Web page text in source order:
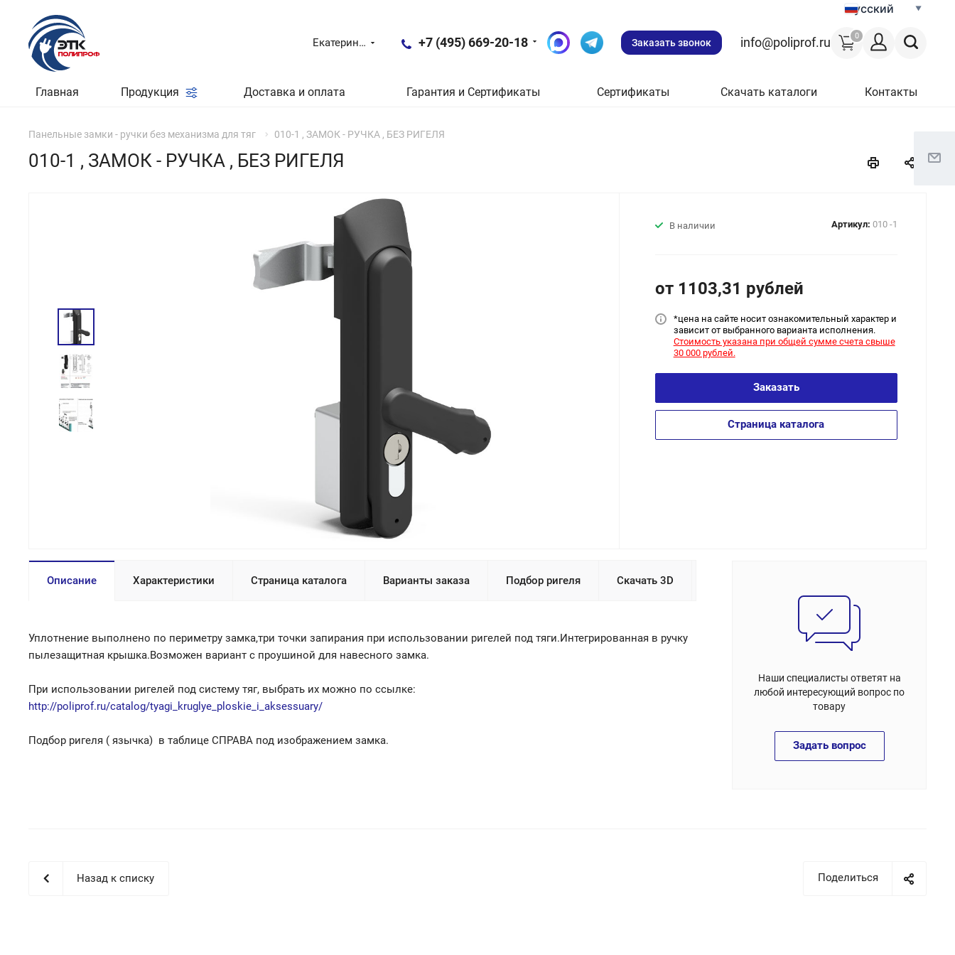
Русский
0
Екатеринбург +7 (495) 669-20-18 Заказать звонок info@poliprof.ru
Главная Продукция Доставка и оплата Гарантия и Сертификаты Сертификаты Скачать каталоги Контакты
Панельные замки - ручки без механизма для тяг 010-1 , ЗАМОК - РУЧКА , БЕЗ РИГЕЛЯ
010-1 , ЗАМОК - РУЧКА , БЕЗ РИГЕЛЯ
В наличии Артикул: 010 -1
от 1103,31 рублей
*цена на сайте носит ознакомительный характер и
зависит от выбранного варианта исполнения.
Стоимость указана при общей сумме счета свыше
30 000 рублей.
Заказать
Страница каталога
Описание Характеристики Страница каталога Варианты заказа Подбор ригеля Скачать 3D
Уплотнение выполнено по периметру замка,три точки запирания при использовании ригелей под тяги.Интегрированная в ручку
пылезащитная крышка.Возможен вариант с проушиной для навесного замка.
При использовании ригелей под систему тяг, выбрать их можно по ссылке:
http://poliprof.ru/catalog/tyagi_kruglye_ploskie_i_aksessuary/
Подбор ригеля ( язычка) в таблице СПРАВА под изображением замка.
Наши специалисты ответят на
любой интересующий вопрос по
товару
Задать вопрос
Поделиться
Назад к списку